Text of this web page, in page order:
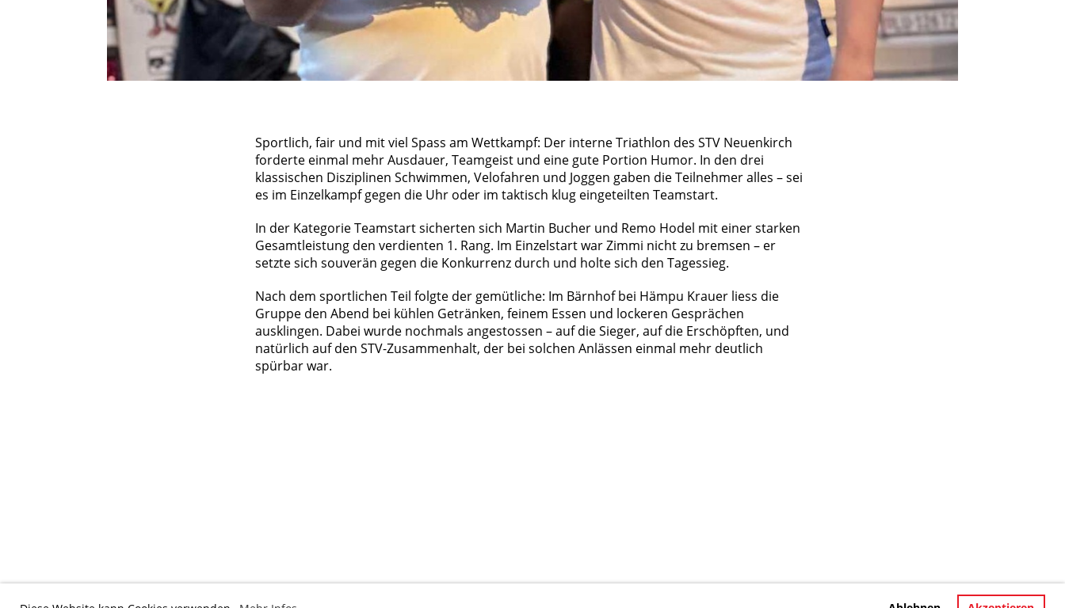
Sportlich, fair und mit viel Spass am Wettkampf: Der interne Triathlon des STV Neuenkirch
forderte einmal mehr Ausdauer, Teamgeist und eine gute Portion Humor. In den drei
klassischen Disziplinen Schwimmen, Velofahren und Joggen gaben die Teilnehmer alles – sei
es im Einzelkampf gegen die Uhr oder im taktisch klug eingeteilten Teamstart.
In der Kategorie Teamstart sicherten sich Martin Bucher und Remo Hodel mit einer starken
Gesamtleistung den verdienten 1. Rang. Im Einzelstart war Zimmi nicht zu bremsen – er
setzte sich souverän gegen die Konkurrenz durch und holte sich den Tagessieg.
Nach dem sportlichen Teil folgte der gemütliche: Im Bärnhof bei Hämpu Krauer liess die
Gruppe den Abend bei kühlen Getränken, feinem Essen und lockeren Gesprächen
ausklingen. Dabei wurde nochmals angestossen – auf die Sieger, auf die Erschöpften, und
natürlich auf den STV-Zusammenhalt, der bei solchen Anlässen einmal mehr deutlich
spürbar war.